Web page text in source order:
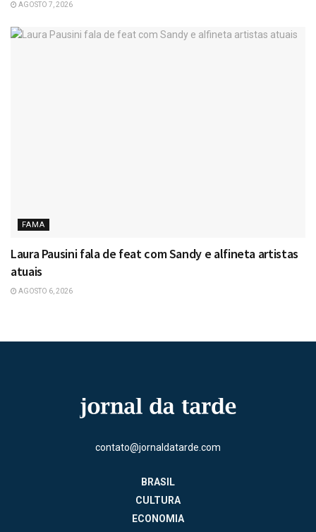
AGOSTO 7, 2026
FAMA
Laura Pausini fala de feat com Sandy e alfineta artistas
atuais
AGOSTO 6, 2026
contato@jornaldatarde.com
BRASIL
CULTURA
ECONOMIA